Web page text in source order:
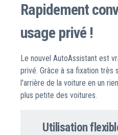
Rapidement
usage privé !
Le nouvel AutoAssistant est
privé. Grâce à sa fixation très
l'arrière de la voiture en un
plus petite des voitures.
Utilisation